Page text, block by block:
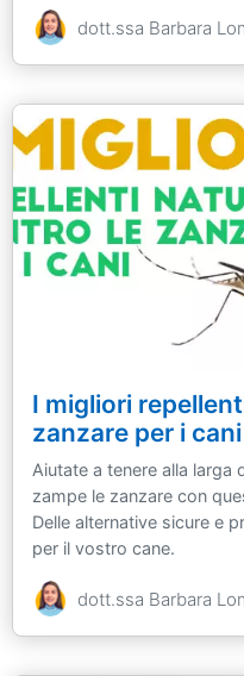
dott.ssa Barbara
I migliori
zanzare per i cani
Aiutate a tenere alla
zampe le zanzare con
Delle alternative sicure e
per il vostro cane.
dott.ssa Barbara